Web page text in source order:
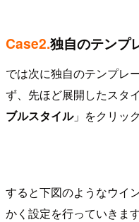
Case2.独自のテンプ
では次に独自のテンプレ
ず、先ほど展開したスタ
ブルスタイル」をクリッ
すると下図のようなウイ
かく設定を行っていきます